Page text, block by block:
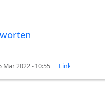
Mär 2022 - 10:55 Link